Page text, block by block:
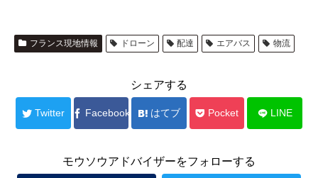
フランス現地情報 ドローン 配達 エアバス 物流
シェアする
Twitter Facebook はてブ Pocket LINE
モウソウアドバイザーをフォローする